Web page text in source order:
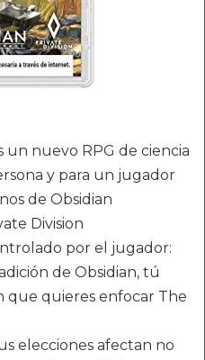
un nuevo RPG de ciencia
y para un jugador
de Obsidian
Division
por el jugador:
de Obsidian, tú
que quieres enfocar The
elecciones afectan no